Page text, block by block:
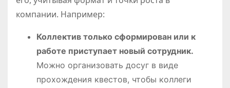
компании. Например:
Коллектив только сформирован или к
работе приступает новый сотрудник.
Можно организовать досуг в виде
прохождения квестов, чтобы коллеги